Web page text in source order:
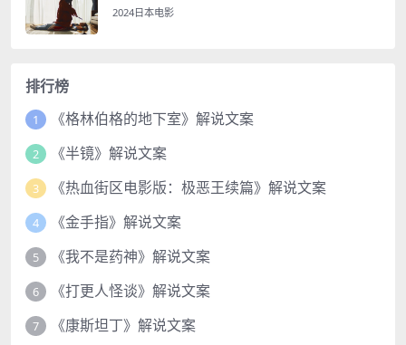
2024日本电影
排行榜
1 《格林伯格的地下室》解说文案
2 《半镜》解说文案
3 《热血街区电影版：极恶王续篇》解说文案
4 《金手指》解说文案
5 《我不是药神》解说文案
6 《打更人怪谈》解说文案
7 《康斯坦丁》解说文案